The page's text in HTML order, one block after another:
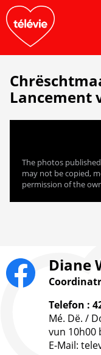
Lancement
The photos
may not be copied,
permission of the
Diane
Telefon :
Mé. Dë. /
vun 10h00
E-Mail: